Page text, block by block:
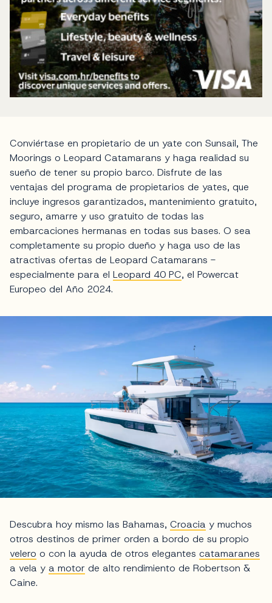
Conviértase en propietario de un yate con Sunsail, The
Moorings o Leopard Catamarans y haga realidad su
sueño de tener su propio barco. Disfrute de las
ventajas del programa de propietarios de yates, que
incluye ingresos garantizados, mantenimiento gratuito,
seguro, amarre y uso gratuito de todas las
embarcaciones hermanas en todas sus bases. O sea
completamente su propio dueño y haga uso de las
atractivas ofertas de Leopard Catamarans -
especialmente para el Leopard 40 PC, el Powercat
Europeo del Año 2024.
Descubra hoy mismo las Bahamas, Croacia y muchos
otros destinos de primer orden a bordo de su propio
velero o con la ayuda de otros elegantes catamaranes
a vela y a motor de alto rendimiento de Robertson &
Caine.